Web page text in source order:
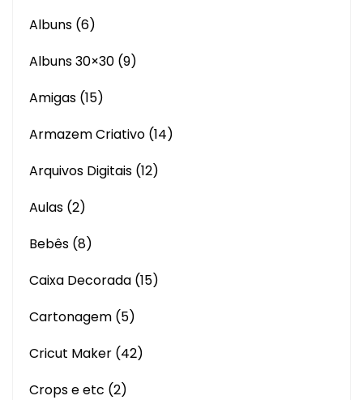
Albuns (6)
Albuns 30×30 (9)
Amigas (15)
Armazem Criativo (14)
Arquivos Digitais (12)
Aulas (2)
Bebês (8)
Caixa Decorada (15)
Cartonagem (5)
Cricut Maker (42)
Crops e etc (2)